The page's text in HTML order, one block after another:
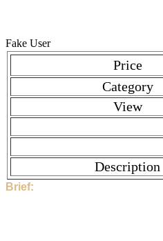
Fake User
Price
Category
View
Description
Brief: